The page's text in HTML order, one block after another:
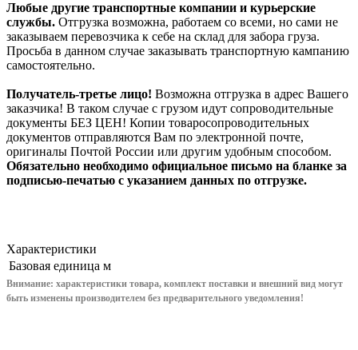
Любые другие транспортные компании и курьерские
службы. Отгрузка возможна, работаем со всеми, но сами не
заказываем перевозчика к себе на склад для забора груза.
Просьба в данном случае заказывать транспортную кампанию
самостоятельно.
Получатель-третье лицо! Возможна отгрузка в адрес Вашего
заказчика! В таком случае с грузом идут сопроводительные
документы БЕЗ ЦЕН! Копии товаросопроводительных
документов отправляются Вам по электронной почте,
оригиналы Почтой России или другим удобным способом.
Обязательно необходимо официальное письмо на бланке за
подписью-печатью с указанием данных по отгрузке.
Характеристики
Базовая единица м
Внимание: характеристики товара, комплект поставки и внешний вид могут
быть изменены производителем без предварительного уведомления!